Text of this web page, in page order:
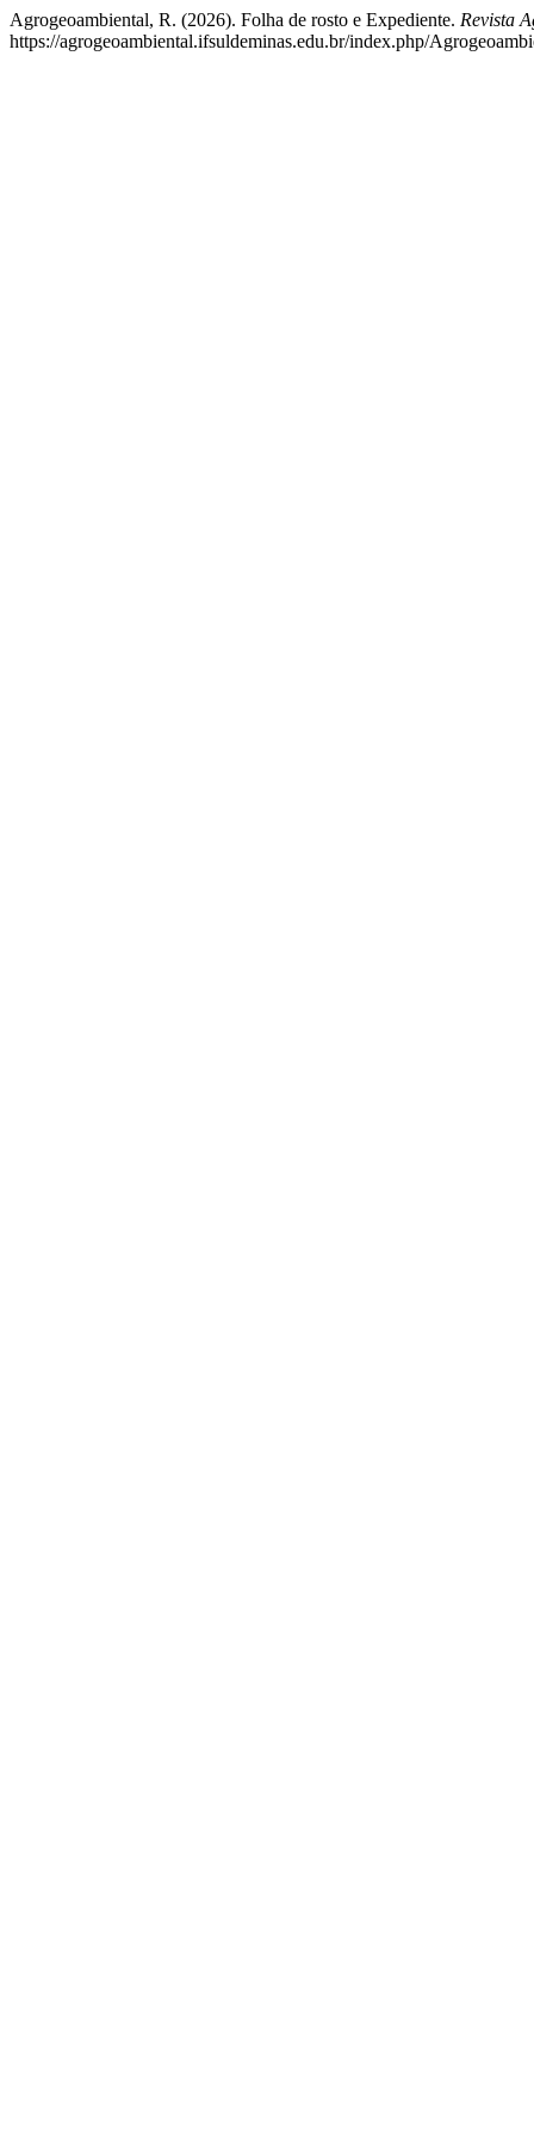
Agrogeoambiental, R. (2026). Folha de rosto e Expediente. Revista
https://agrogeoambiental.ifsuldeminas.edu.br/index.php/